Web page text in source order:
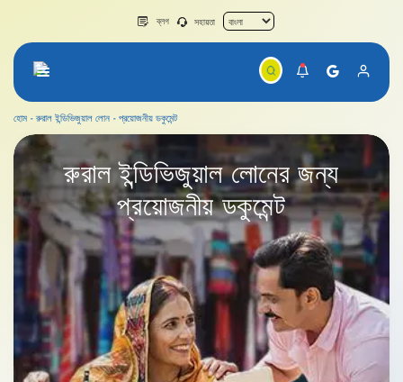
ব্লগ সহায়তা
হোম রুরাল ইন্ডিভিজুয়াল লোন প্রয়োজনীয় ডকুমেন্ট
রুরাল ইন্ডিভিজুয়াল লোনেরজন্য
প্রয়োজনীয় ডকুমেন্ট
রুরাল ইন্ডিভিজুয়াল লোন